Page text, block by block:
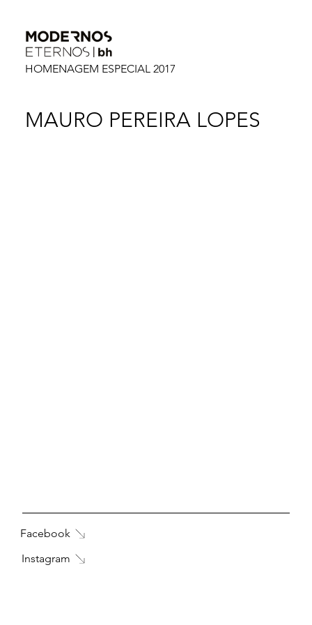
HOMENAGEM ESPECIAL 2017
MAURO PEREIRA LOPES
Facebook
Instagram